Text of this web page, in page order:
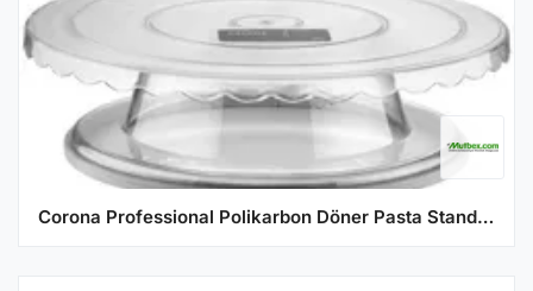
Corona Professional Polikarbon Döner Pasta Standı, 270 mm, BO390, Şeffaf